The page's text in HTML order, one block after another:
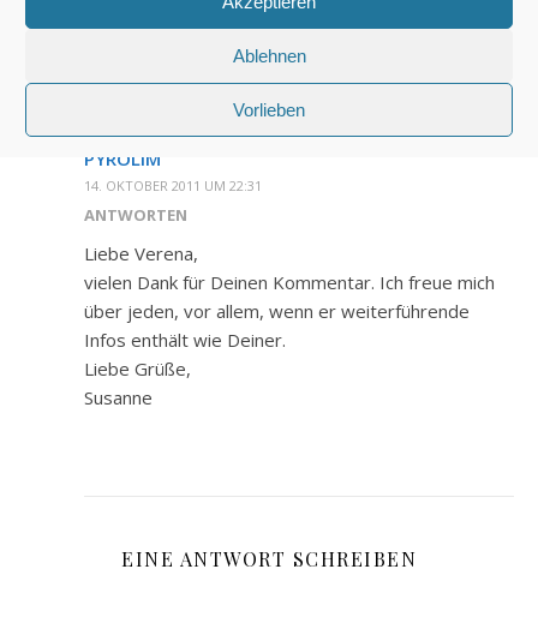
Ablehnen
Vorlieben
PYROLIM
14. OKTOBER 2011 UM 22:31
ANTWORTEN
Liebe Verena,
vielen Dank für Deinen Kommentar. Ich freue mich
über jeden, vor allem, wenn er weiterführende
Infos enthält wie Deiner.
Liebe Grüße,
Susanne
EINE ANTWORT SCHREIBEN